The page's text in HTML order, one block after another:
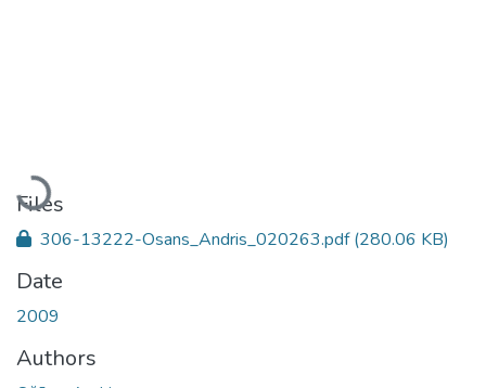
Loading...
Files
306-13222-Osans_Andris_020263.pdf(280.06 KB)
Date
2009
Authors